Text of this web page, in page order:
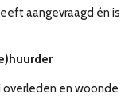
aangevraagd én
en woonde